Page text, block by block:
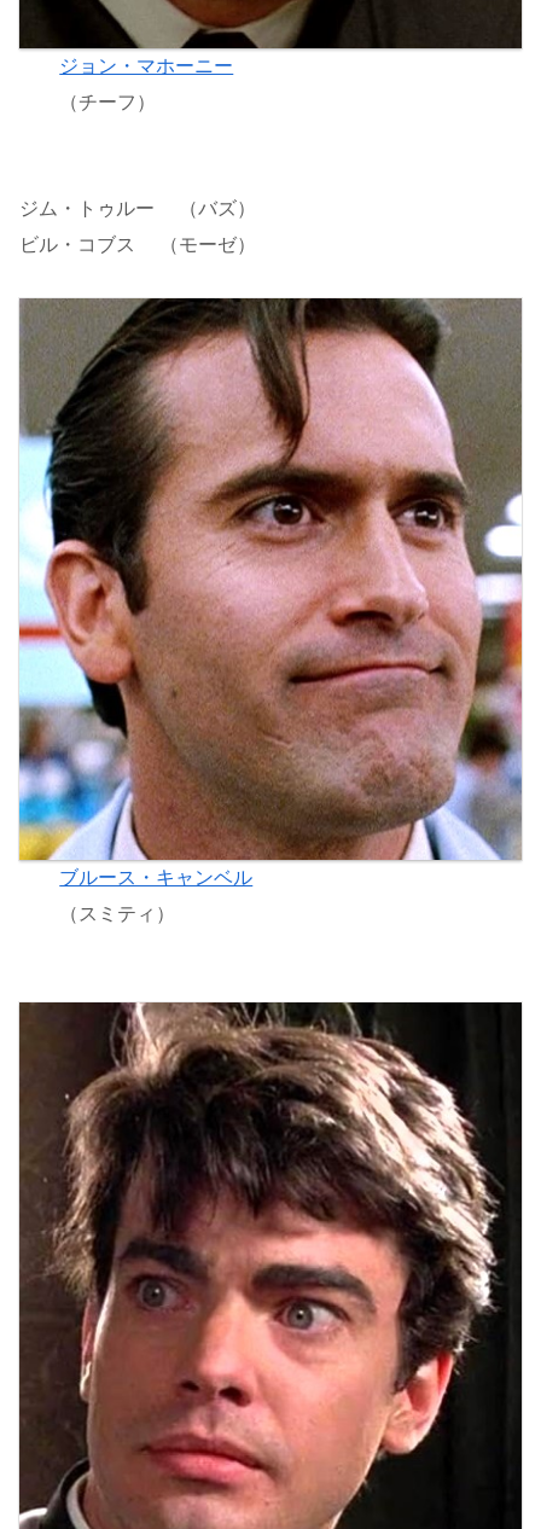
ジョン・マホーニー
（チーフ）
ジム・トゥルー （バズ）
ビル・コブス （モーゼ）
ブルース・キャンベル
（スミティ）